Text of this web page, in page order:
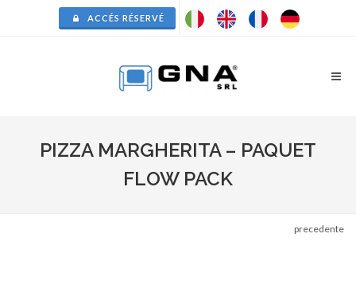
ACCÉS RÉSERVÉ
PIZZA MARGHERITA – PAQUET
FLOW PACK
precedente